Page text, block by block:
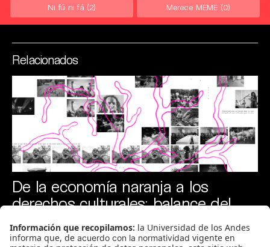
Ni fú ni fá (2) Merece MEME (0)
Relacionados
De la economía naranja a los
derechos culturales: balance del
sector cultura durante el gobierno
Petro